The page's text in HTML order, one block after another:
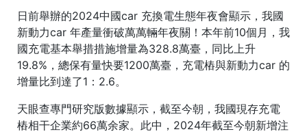
日前舉辦的2024中國car 充換電生態年夜會顯示，我國
新動力car 年產量衝破萬萬輛年夜關！本年前10個月，我
國充電基本舉措措施增量為328.8萬臺，同比上升
19.8%，總保有量快要1200萬臺，充電樁與新動力car 的
增量比到達了1：2.6。
天眼查專門研究版數據顯示，截至今朝，我國現存充電
樁相干企業約66萬余家。此中，2024年截至今朝新增注